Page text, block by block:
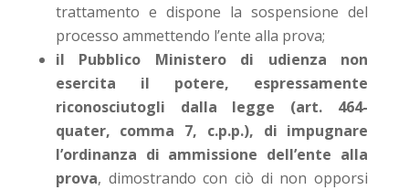
trattamento e dispone la sospensione del
processo ammettendo l’ente alla prova;
il Pubblico Ministero di udienza non
esercita il potere, espressamente
riconosciutogli dalla legge (art. 464-
quater, comma 7, c.p.p.), di impugnare
l’ordinanza di ammissione dell’ente alla
prova, dimostrando con ciò di non opporsi